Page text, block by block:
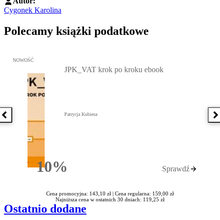
Cygonek Karolina
Polecamy książki podatkowe
Poprzednia książka
Przejdź do: JPK_VAT krok po kroku ebook, Patrycja Kubiesa -
NOWOŚĆ
10%Rabatu
JPK_VAT krok po kroku ebook
Patrycja Kubiesa
Sprawdź
Cena promocyjna: 143,10 zł | Cena regularna: 159,00 zł
Najniższa cena w ostatnich 30 dniach: 119,25 zł
Ostatnio dodane